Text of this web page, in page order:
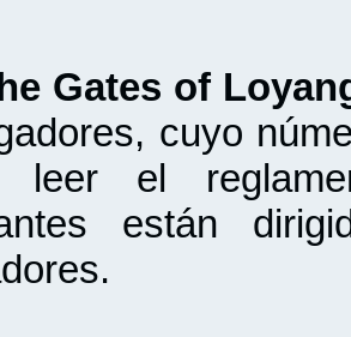
Gates of
cuyo
leer el
están